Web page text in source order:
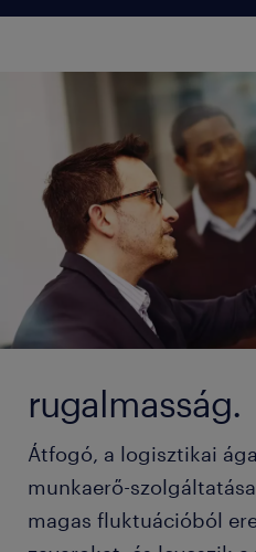
rugalmasság.
Átfogó, a logisztikai
munkaerő-
magas fluktuációból